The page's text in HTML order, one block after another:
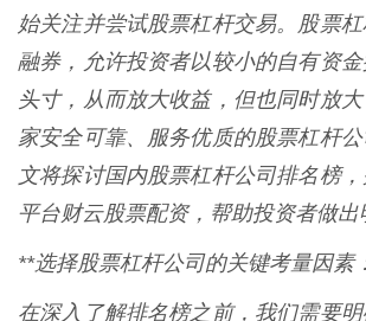
始关注并尝试股票杠杆交易。股票
融券，允许投资者以较小的自有资
头寸，从而放大收益，但也同时放
家安全可靠、服务优质的股票杠杆
文将探讨国内股票杠杆公司排名榜
平台财云股票配资，帮助投资者做出
**选择股票杠杆公司的关键考量因素
在深入了解排名榜之前，我们需要